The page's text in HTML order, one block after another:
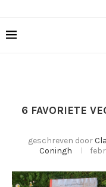
6 FAVORIETE
geschreven door
Coningh